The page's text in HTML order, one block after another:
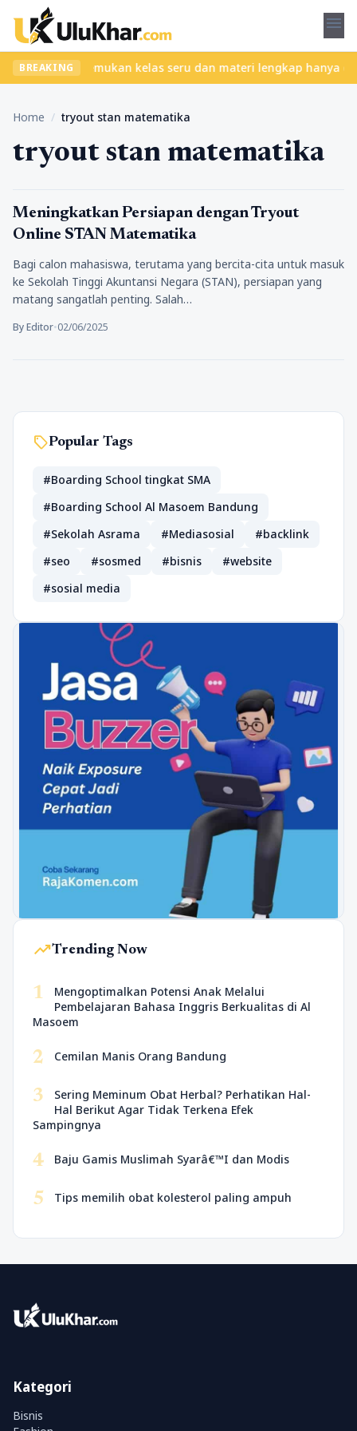
menu
BREAKING
ribet? Temukan kelas seru dan materi lengkap hanya di
Home / tryout stan matematika
tryout stan matematika
Pendidikan
Meningkatkan Persiapan dengan Tryout
Online STAN Matematika
Bagi calon mahasiswa, terutama yang bercita-cita untuk masuk
ke Sekolah Tinggi Akuntansi Negara (STAN), persiapan yang
matang sangatlah penting. Salah…
By Editor•02/06/2025
sellPopular Tags
#Boarding School tingkat SMA
#Boarding School Al Masoem Bandung
#Sekolah Asrama
#Mediasosial
#backlink
#seo
#sosmed #bisnis
#website
#sosial media
trending_upTrending Now
1
Mengoptimalkan Potensi Anak Melalui
Pembelajaran Bahasa Inggris Berkualitas di Al
Masoem
2 Cemilan Manis Orang Bandung
3
Sering Meminum Obat Herbal? Perhatikan Hal-
Hal Berikut Agar Tidak Terkena Efek
Sampingnya
4 Baju Gamis Muslimah Syarâ€™I dan Modis
5 Tips memilih obat kolesterol paling ampuh
Kategori
Bisnis